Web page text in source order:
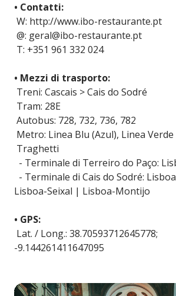
• Contatti:
W: http://www.ibo-restaurante.pt
@: geral@ibo-restaurante.pt
T: +351 961 332 024
• Mezzi di trasporto:
Treni: Cascais > Cais do Sodré
Tram: 28E
Autobus: 728, 732, 736, 782
Metro: Linea Blu (Azul), Linea Verde
Traghetti
- Terminale di Terreiro do Paço:
- Terminale di Cais do Sodré:
Lisboa-Seixal | Lisboa-Montijo
• GPS:
Lat. / Long.: 38.70593712645778;
-9.144261411647095